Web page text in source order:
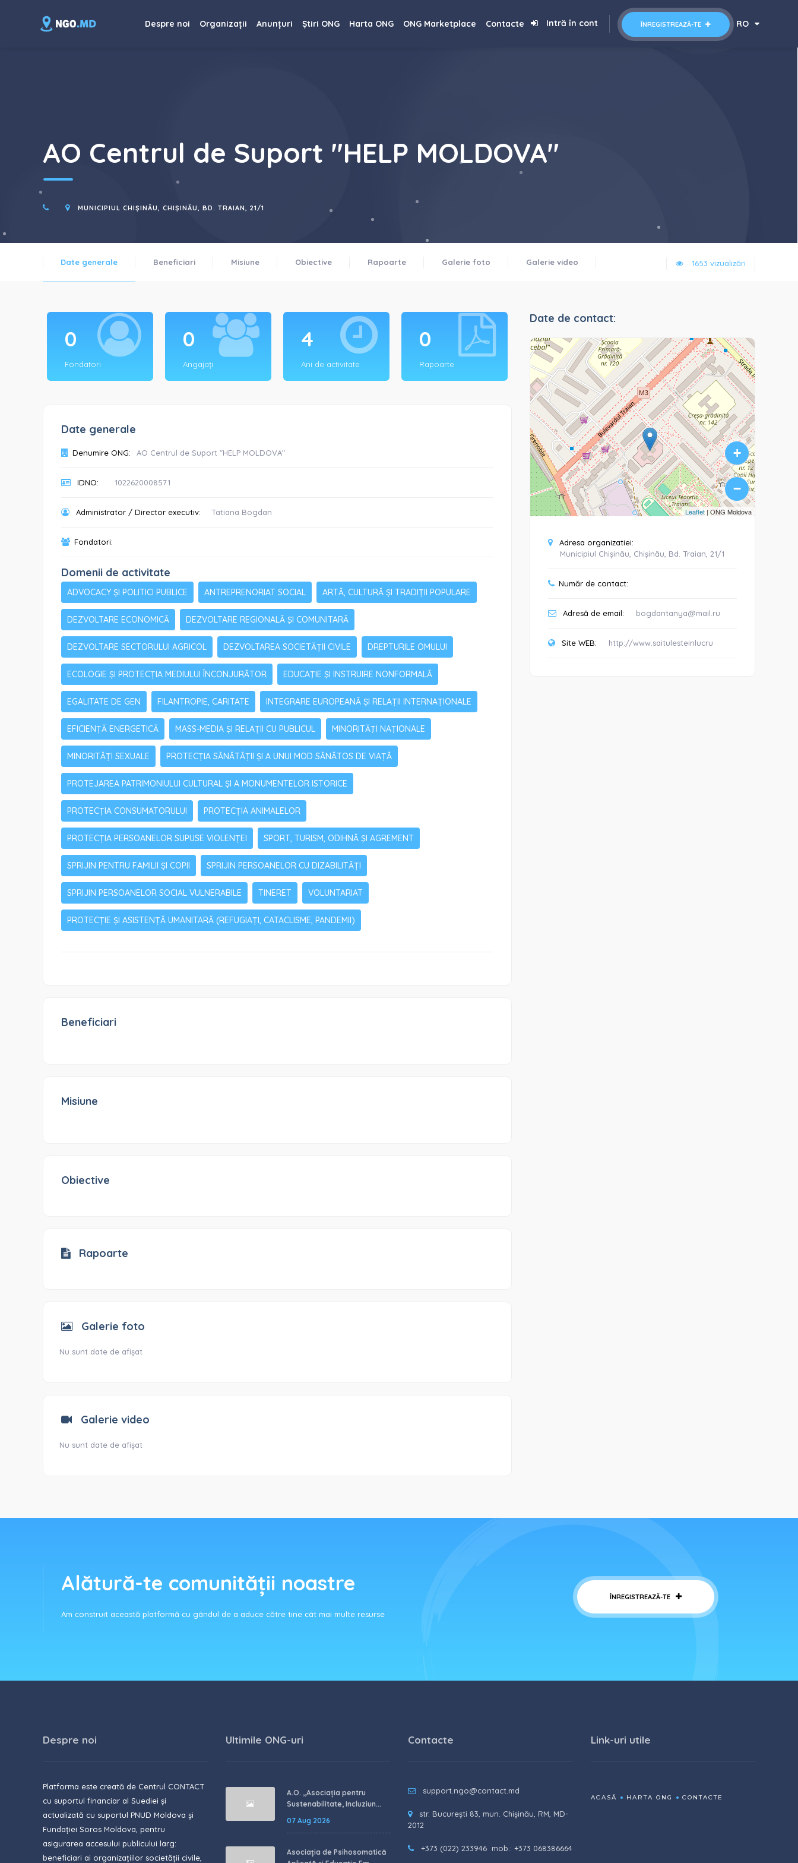
RO
ÎNREGISTREAZĂ-TE
Intră în cont
Despre noi Organizații Anunțuri Știri ONG Harta ONG ONG Marketplace Contacte
AO Centrul de Suport "HELP MOLDOVA"
MUNICIPIUL CHIȘINĂU, CHIȘINĂU, BD. TRAIAN, 21/1
Date generale Beneficiari Misiune Obiective Rapoarte Galerie foto Galerie video 1653 vizualizări
0
Fondatori
0
Angajați
4
Ani de activitate
0
Rapoarte
Date generale
Denumire ONG: AO Centrul de Suport "HELP MOLDOVA"
IDNO: 1022620008571
Administrator / Director executiv: Tatiana Bogdan
Fondatori:
Domenii de activitate
ADVOCACY ȘI POLITICI PUBLICE ANTREPRENORIAT SOCIAL ARTĂ, CULTURĂ ȘI TRADIȚII POPULARE
DEZVOLTARE ECONOMICĂ DEZVOLTARE REGIONALĂ ŞI COMUNITARĂ
DEZVOLTARE SECTORULUI AGRICOL DEZVOLTAREA SOCIETĂȚII CIVILE DREPTURILE OMULUI
ECOLOGIE ȘI PROTECȚIA MEDIULUI ÎNCONJURĂTOR EDUCAŢIE ŞI INSTRUIRE NONFORMALĂ
EGALITATE DE GEN FILANTROPIE, CARITATE INTEGRARE EUROPEANĂ ȘI RELAȚII INTERNAȚIONALE
EFICIENȚĂ ENERGETICĂ MASS-MEDIA ȘI RELAȚII CU PUBLICUL MINORITĂŢI NAŢIONALE
MINORITĂȚI SEXUALE PROTECȚIA SĂNĂTĂȚII ȘI A UNUI MOD SĂNĂTOS DE VIAȚĂ
PROTEJAREA PATRIMONIULUI CULTURAL ȘI A MONUMENTELOR ISTORICE
PROTECȚIA CONSUMATORULUI PROTECȚIA ANIMALELOR
PROTECȚIA PERSOANELOR SUPUSE VIOLENȚEI SPORT, TURISM, ODIHNĂ ŞI AGREMENT
SPRIJIN PENTRU FAMILII ȘI COPII SPRIJIN PERSOANELOR CU DIZABILITĂȚI
SPRIJIN PERSOANELOR SOCIAL VULNERABILE TINERET VOLUNTARIAT
PROTECȚIE ȘI ASISTENȚĂ UMANITARĂ (REFUGIAȚI, CATACLISME, PANDEMII)
Beneficiari
Misiune
Obiective
Rapoarte
Galerie foto
Nu sunt date de afișat
Galerie video
Nu sunt date de afișat
Date de contact:
+
−
Leaflet| ONG Moldova
Adresa organizatiei:
Municipiul Chișinău, Chișinău, Bd. Traian, 21/1
Număr de contact:
Adresă de email: bogdantanya@mail.ru
Site WEB: http://www.saitulesteinlucru
Alătură-te comunității noastre
Am construit această platformă cu gândul de a aduce către tine cât mai multe resurse
ÎNREGISTREAZĂ-TE
Despre noi
Platforma este creată de Centrul CONTACT
cu suportul financiar al Suediei și
actualizată cu suportul PNUD Moldova și
Fundației Soros Moldova, pentru
asigurarea accesului publicului larg:
beneficiari ai organizațiilor societății civile,
Ultimile ONG-uri
A.O. ,,Asociația pentru
Sustenabilitate, Incluziun...
07 Aug 2026
Asociația de Psihosomatică
Contacte
support.ngo@contact.md
str. București 83, mun. Chișinău, RM, MD-
2012
+373 (022) 233946 mob.: +373 068386664
Link-uri utile
ACASĂ HARTA ONG CONTACTE